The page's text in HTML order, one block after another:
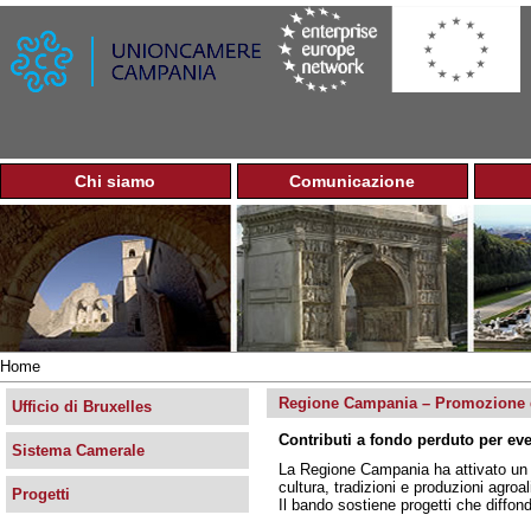
Jump to navigation
M
e
n
u
p
r
n
c
p
a
e
Chi siamo Comunicazione
Tu
sei
qui
Home
Regione Campania –
Contributi a fondo perduto per
La Regione Campania ha attivato
cultura, tradizioni e produzioni
Il bando sostiene progetti che
Ufficio di Bruxelles
Sistema Camerale
Progetti